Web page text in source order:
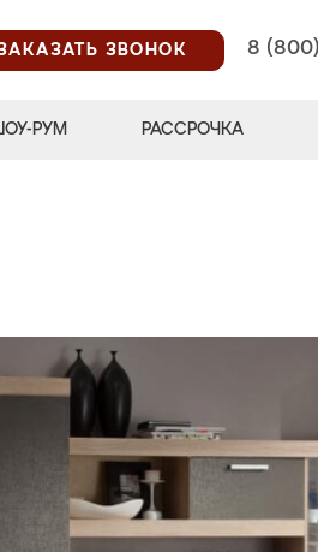
ЗВОНОК
8
РУМ РАССРОЧКА